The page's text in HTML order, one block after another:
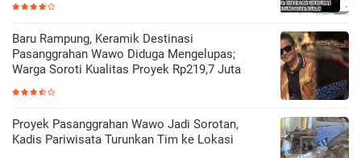
Baru Rampung, Keramik Destinasi
Pasanggrahan Wawo Diduga Mengelupas;
Warga Soroti Kualitas Proyek Rp219,7 Juta
Proyek Pasanggrahan Wawo Jadi Sorotan,
Kadis Pariwisata Turunkan Tim ke Lokasi